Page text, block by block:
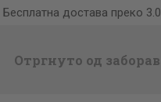
Бесплатна достава преко
Отргнуто од